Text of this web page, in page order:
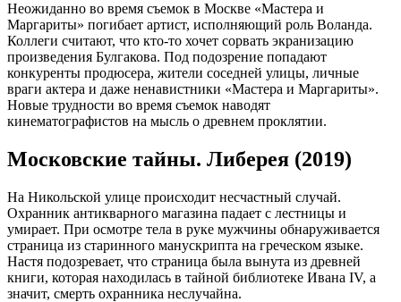
Неожиданно во время съемок в Москве «Мастера и
Маргариты» погибает артист, исполняющий роль Воланда.
Коллеги считают, что кто-то хочет сорвать экранизацию
произведения Булгакова. Под подозрение попадают
конкуренты продюсера, жители соседней улицы, личные
враги актера и даже ненавистники «Мастера и Маргариты».
Новые трудности во время съемок наводят
кинематографистов на мысль о древнем проклятии.
Московские тайны. Либерея (2019)
На Никольской улице происходит несчастный случай.
Охранник антикварного магазина падает с лестницы и
умирает. При осмотре тела в руке мужчины обнаруживается
страница из старинного манускрипта на греческом языке.
Настя подозревает, что страница была вынута из древней
книги, которая находилась в тайной библиотеке Ивана IV, а
значит, смерть охранника неслучайна.